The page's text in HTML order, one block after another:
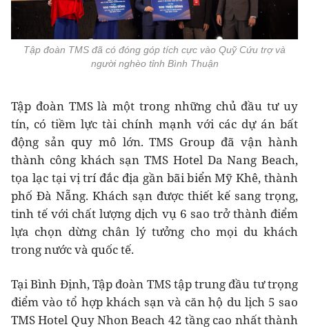
Tập đoàn TMS đã có đóng góp tích cực vào Quỹ Cứu trợ và
người nghèo tỉnh Bình Thuận
Tập đoàn TMS là một trong những chủ đầu tư uy
tín, có tiềm lực tài chính mạnh với các dự án bất
động sản quy mô lớn. TMS Group đã vận hành
thành công khách sạn TMS Hotel Da Nang Beach,
tọa lạc tại vị trí đắc địa gần bãi biển Mỹ Khê, thành
phố Đà Nẵng. Khách sạn được thiết kế sang trọng,
tinh tế với chất lượng dịch vụ 6 sao trở thành điểm
lựa chọn dừng chân lý tưởng cho mọi du khách
trong nước và quốc tế.
Tại Bình Định, Tập đoàn TMS tập trung đầu tư trọng
điểm vào tổ hợp khách sạn và căn hộ du lịch 5 sao
TMS Hotel Quy Nhon Beach 42 tầng cao nhất thành